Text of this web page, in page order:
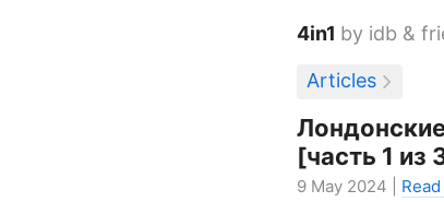
4in1 by idb &
Articles
[часть 1 из
9 May 2024 |